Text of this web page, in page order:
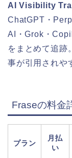
AI Visibility
ChatGPT・
AI・Grok・
をまとめて追跡
事が引用されや
Fraseの料金
プラン
月払
い